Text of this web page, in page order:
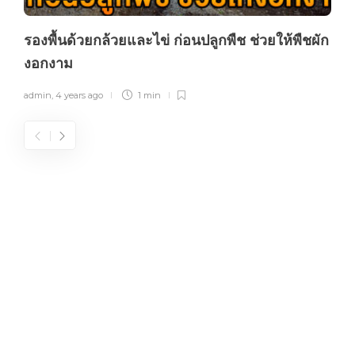
รองพื้นด้วยกล้วยและไข่ ก่อนปลูกพืช ช่วยให้พืชผัก
งอกงาม
admin 4 years ago 1 min